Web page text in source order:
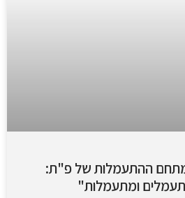
ההתעמלות של פ"ת: